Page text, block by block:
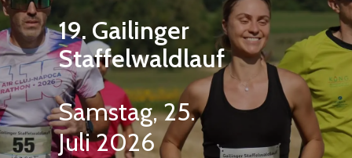
19. Gailinger
Staffelwaldlauf
Samstag, 25.
Juli 2026